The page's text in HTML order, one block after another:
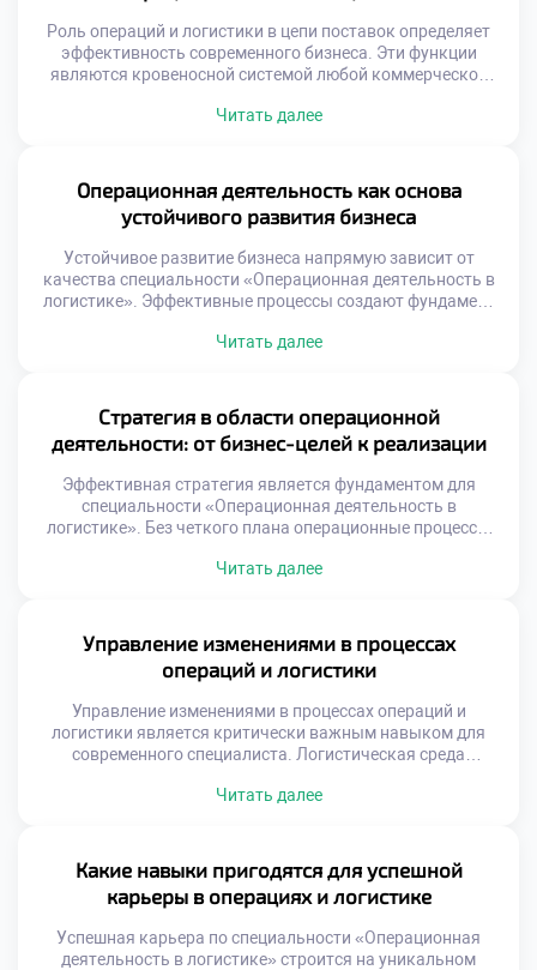
расширяет карьерные перспективы. Логистика по своей
природе является транснациональной деятельностью.
Понимание специфики иностранных […]
Роль операций и логистики в цепи поставок определяет
эффективность современного бизнеса. Эти функции
являются кровеносной системой любой коммерческой
не достигают потребителей. Операционная деятельность
Выпускники становятся архитекторами этой сложной
системы. Понимание данной роли открывает двери к
успешной карьере. Цепь […]
Читать далее
Операционная деятельность как основа
устойчивого развития бизнеса
Устойчивое развитие бизнеса напрямую зависит от
качества специальности «Операционная деятельность в
логистике». Эффективные процессы создают фундамент
операций стратегические цели остаются лишь
управление потоками снижает экологический след
производства. Социальная ответственность
интегрируется в ежедневные рутинные задачи
специалистов. Сегодня поступить […]
Читать далее
Стратегия в области операционной
деятельности: от бизнес-целей к реализации
Эффективная стратегия является фундаментом для
специальности «Операционная деятельность в
логистике». Без четкого плана операционные процессы
Стратегическое управление связывает глобальные цели
Понимание механизмов трансформации целей в задачи
критически важно для специалиста. Многие организации
терпят неудачи из-за разрыва между […]
Читать далее
Управление изменениями в процессах
операций и логистики
Управление изменениями в процессах операций и
логистики является критически важным навыком для
современного специалиста. Логистическая среда
Статичные процессы быстро теряют эффективность и
должны понимать, что перемены — это норма профессии.
Многие реформы терпят неудачу из-за человеческого
фактора. Техническая безупречность решения не […]
Читать далее
Какие навыки пригодятся для успешной
карьеры в операциях и логистике
Успешная карьера по специальности «Операционная
деятельность в логистике» строится на уникальном